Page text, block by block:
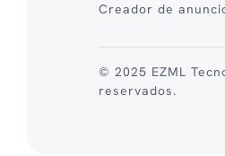
Creador de
© 2025 EZML
reservados.